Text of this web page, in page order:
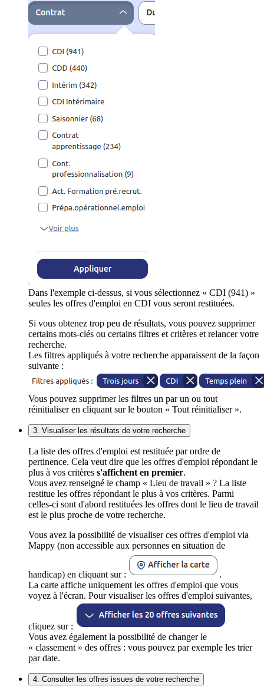
Dans l'exemple ci-dessus, si vous sélectionnez « CDI (941) »
seules les offres d'emploi en CDI vous seront restituées.
Si vous obtenez trop peu de résultats, vous pouvez supprimer
certains mots-clés ou certains filtres et critères et relancer votre
recherche.
Les filtres appliqués à votre recherche apparaissent de la façon
suivante :
Vous pouvez supprimer les filtres un par un ou tout
réinitialiser en cliquant sur le bouton « Tout réinitialiser ».
3. Visualiser les résultats de votre recherche
La liste des offres d'emploi est restituée par ordre de
pertinence. Cela veut dire que les offres d'emploi répondant le
plus à vos critères s'affichent en premier.
Vous avez renseigné le champ « Lieu de travail » ? La liste
restitue les offres répondant le plus à vos critères. Parmi
celles-ci sont d'abord restituées les offres dont le lieu de travail
est le plus proche de votre recherche.
Vous avez la possibilité de visualiser ces offres d'emploi via
Mappy (non accessible aux personnes en situation de
handicap) en cliquant sur :
.
La carte affiche uniquement les offres d'emploi que vous
voyez à l'écran. Pour visualiser les offres d'emploi suivantes,
cliquez sur :
Vous avez également la possibilité de changer le
« classement » des offres : vous pouvez par exemple les trier
par date.
4. Consulter les offres issues de votre recherche